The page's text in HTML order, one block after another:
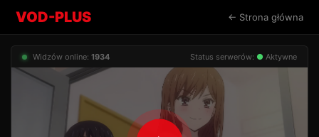
VOD-PLUS ← Strona główna
Widzów online: 1934 Status serwerów: ● Aktywne